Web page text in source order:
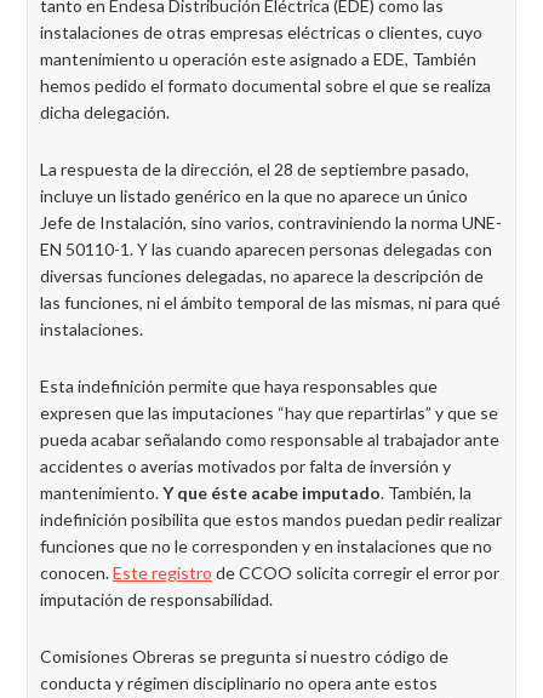
tanto en Endesa Distribución Eléctrica (EDE) como las
instalaciones de otras empresas eléctricas o clientes, cuyo
mantenimiento u operación este asignado a EDE, También
hemos pedido el formato documental sobre el que se realiza
dicha delegación.
La respuesta de la dirección, el 28 de septiembre pasado,
incluye un listado genérico en la que no aparece un único
Jefe de Instalación, sino varios, contraviniendo la norma UNE-
EN 50110-1. Y las cuando aparecen personas delegadas con
diversas funciones delegadas, no aparece la descripción de
las funciones, ni el ámbito temporal de las mismas, ni para qué
instalaciones.
Esta indefinición permite que haya responsables que
expresen que las imputaciones “hay que repartirlas” y que se
pueda acabar señalando como responsable al trabajador ante
accidentes o averías motivados por falta de inversión y
mantenimiento.Y que éste acabe imputado. También, la
indefinición posibilita que estos mandos puedan pedir realizar
funciones que no le corresponden y en instalaciones que no
conocen.Este registro de CCOO solicita corregir el error por
imputación de responsabilidad.
Comisiones Obreras se pregunta si nuestro código de
conducta y régimen disciplinario no opera ante estos